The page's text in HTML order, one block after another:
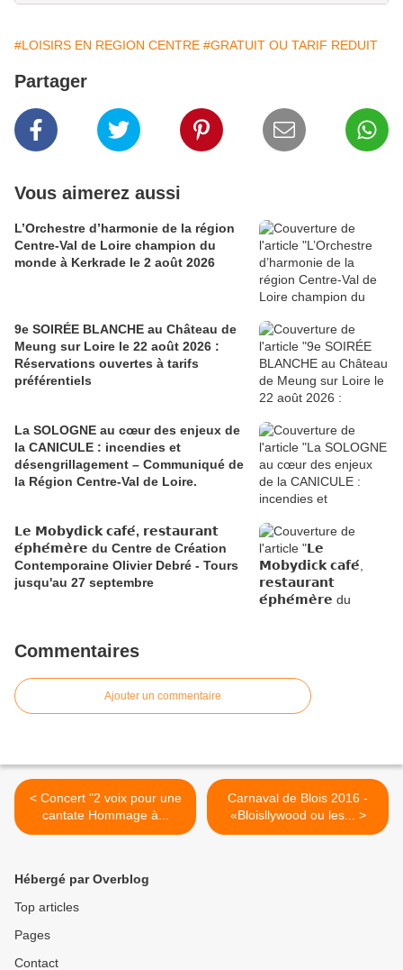
#LOISIRS EN REGION CENTRE #GRATUIT OU TARIF REDUIT
Partager
Vous aimerez aussi
L’Orchestre d’harmonie de la région
Centre-Val de Loire champion du
monde à Kerkrade le 2 août 2026
9e SOIRÉE BLANCHE au Château de
Meung sur Loire le 22 août 2026 :
Réservations ouvertes à tarifs
préférentiels
La SOLOGNE au cœur des enjeux de
la CANICULE : incendies et
désengrillagement – Communiqué de
la Région Centre-Val de Loire.
𝗟𝗲 𝗠𝗼𝗯𝘆𝗱𝗶𝗰𝗸 𝗰𝗮𝗳𝗲́, 𝗿𝗲𝘀𝘁𝗮𝘂𝗿𝗮𝗻𝘁
𝗲́𝗽𝗵𝗲́𝗺𝗲̀𝗿𝗲 du Centre de Création
Contemporaine Olivier Debré - Tours
jusqu'au 27 septembre
Commentaires
Ajouter un commentaire
< Concert "2 voix pour une
cantate Hommage à...
Carnaval de Blois 2016 -
«Bloisllywood ou les... >
Hébergé par Overblog
Top articles
Pages
Contact